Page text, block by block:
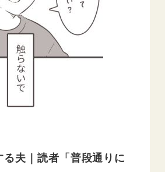
夫｜読者「普段通りに